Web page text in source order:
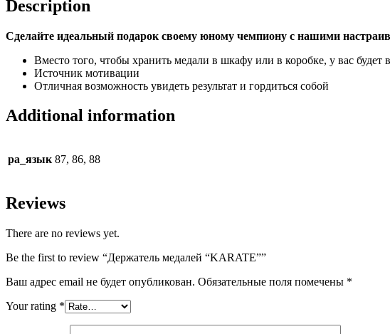
Description
Сделайте идеальный подарок своему юному чемпиону с нашими
Вместо того, чтобы хранить медали в шкафу или в коробке, у вас будет
Источник мотивации
Отличная возможность увидеть результат и гордиться собой
Additional information
pa_язык 87, 86, 88
Reviews
There are no reviews yet.
Be the first to review “Держатель медалей “KARATE””
Ваш адрес email не будет опубликован. Обязательные поля помечены *
Your rating *